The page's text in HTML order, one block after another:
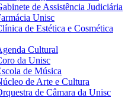
de Assistência Judiciária
Unisc
de Estética e Cosmética
Cultural
da Unisc
de Música
de Arte e Cultura
de Câmara da Unisc